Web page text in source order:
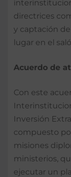
directrices
y captación
lugar en el
Acuerdo de
Con este
Inversión
compuesto
misiones
ministerios,
ejecutar un